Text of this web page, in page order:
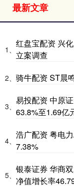
最新文章
1、
红盘宝配资 兴
立案调查
2、 骑牛配资 ST晨
3、
易投配资 中原
63.8%至1.69亿
4、
浩广配资 粤电
7.38%
5、
银泰证券 华商
净值增长率